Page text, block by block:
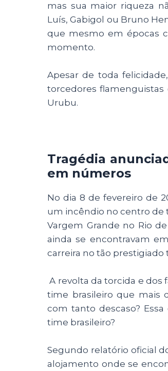
mas sua maior riqueza
Luís, Gabigol ou Bruno
que mesmo em épocas
momento.
Apesar de toda
torcedores flamenguistas
Urubu.
Tragédia
em números
No dia 8 de fevereiro de
um incêndio no centro de
Vargem Grande no Rio
ainda se encontravam
carreira no tão prestigiado
A revolta da torcida e dos
time brasileiro que mais
com tanto descaso?
time brasileiro?
Segundo relatório oficial
alojamento onde se